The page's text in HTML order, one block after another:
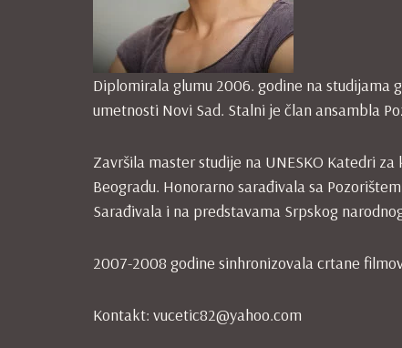
Diplomirala glumu 2006. godine na studijama
umetnosti Novi Sad. Stalni je član ansambla
Završila master studije na UNESKO Katedri
Beogradu. Honorarno sarađivala sa
Sarađivala i na predstavama Srpskog
2007-2008 godine sinhronizovala crtane
Kontakt: vucetic82@yahoo.com